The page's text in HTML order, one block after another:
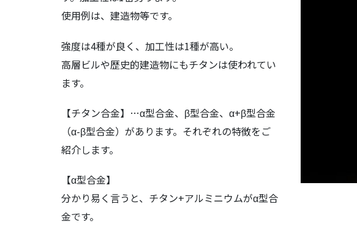
使用例は、建造物等です。
強度は4種が良く、加工性は1種が高い。
高層ビルや歴史的建造物にもチタンは使われてい
ます。
【チタン合金】…α型合金、β型合金、α+β型合金
（α-β型合金）があります。それぞれの特徴をご
紹介します。
【α型合金】
分かり易く言うと、チタン+アルミニウムがα型合
金です。